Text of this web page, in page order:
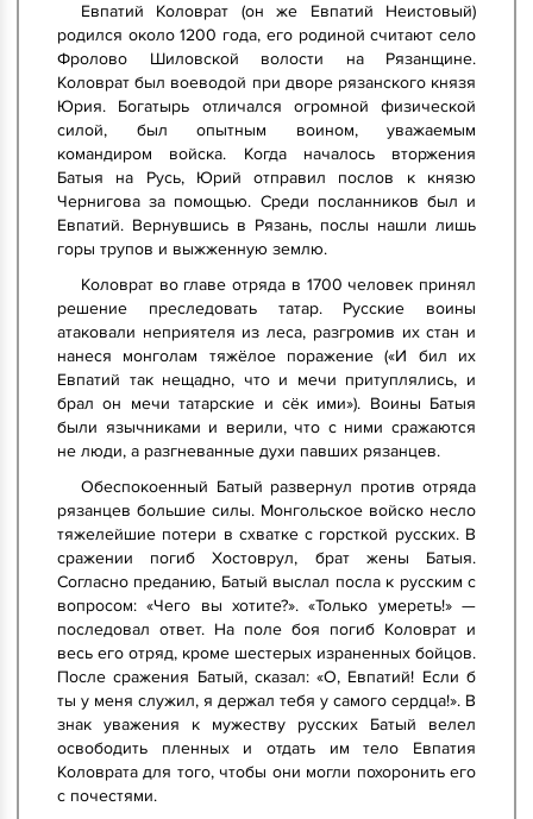
Евпатий Коловрат (он же Евпатий Неистовый)
родился около 1200 года, его родиной считают село
Фролово Шиловской волости на Рязанщине.
Коловрат был воеводой при дворе рязанского князя
Юрия. Богатырь отличался огромной физической
силой, был опытным воином, уважаемым
командиром войска. Когда началось вторжения
Батыя на Русь, Юрий отправил послов к князю
Чернигова за помощью. Среди посланников был и
Евпатий. Вернувшись в Рязань, послы нашли лишь
горы трупов и выжженную землю.
Коловрат во главе отряда в 1700 человек принял
решение преследовать татар. Русские воины
атаковали неприятеля из леса, разгромив их стан и
нанеся монголам тяжёлое поражение («И бил их
Евпатий так нещадно, что и мечи притуплялись, и
брал он мечи татарские и сёк ими»). Воины Батыя
были язычниками и верили, что с ними сражаются
не люди, а разгневанные духи павших рязанцев.
Обеспокоенный Батый развернул против отряда
рязанцев большие силы. Монгольское войско несло
тяжелейшие потери в схватке с горсткой русских. В
сражении погиб Хостоврул, брат жены Батыя.
Согласно преданию, Батый выслал посла к русским с
вопросом: «Чего вы хотите?». «Только умереть!» —
последовал ответ. На поле боя погиб Коловрат и
весь его отряд, кроме шестерых израненных бойцов.
После сражения Батый, сказал: «О, Евпатий! Если б
ты у меня служил, я держал тебя у самого сердца!». В
знак уважения к мужеству русских Батый велел
освободить пленных и отдать им тело Евпатия
Коловрата для того, чтобы они могли похоронить его
с почестями.